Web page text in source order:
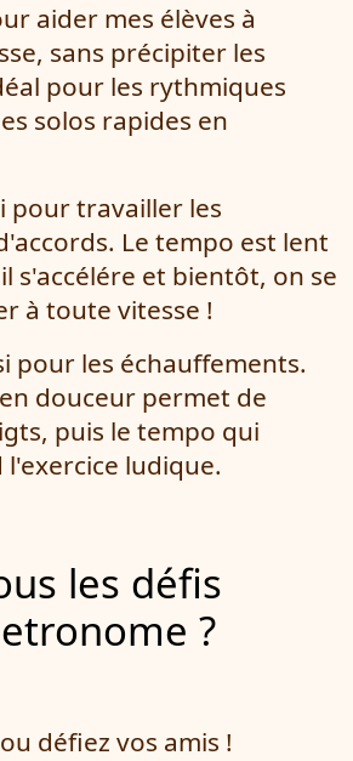
aider mes élèves à
sans précipiter les
pour les rythmiques
solos rapides en
pour travailler les
Le tempo est lent
s'accélére et bientôt, on se
à toute vitesse !
pour les échauffements.
douceur permet de
puis le tempo qui
l'exercice ludique.
?
défiez vos amis !